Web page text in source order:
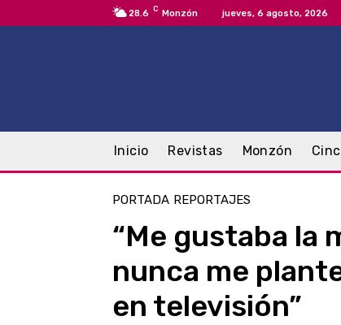
28.6 C Monzón jueves, 6 agosto, 2026
Inicio Revistas Monzón
PORTADA REPORTAJES
“Me gustaba la
nunca me
en televisión”